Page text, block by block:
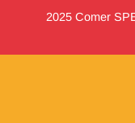
2025 Comer